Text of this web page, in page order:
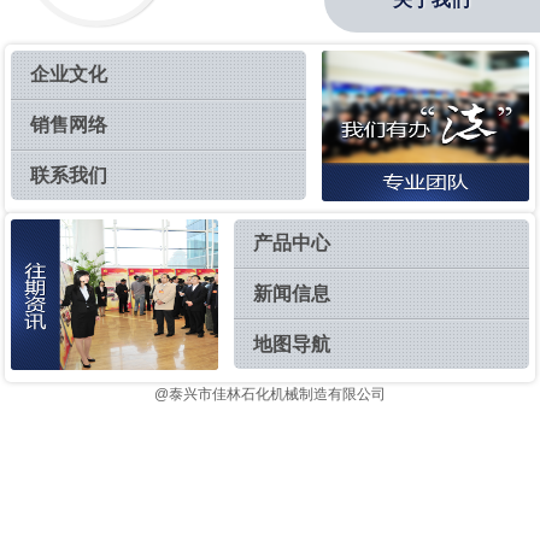
企业文化
销售网络
联系我们
产品中心
新闻信息
地图导航
@泰兴市佳林石化机械制造有限公司